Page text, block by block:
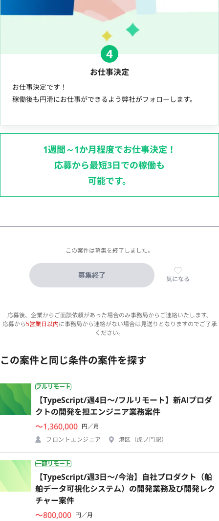
4
お仕事決定
お仕事決定です！
稼働後も円滑にお仕事ができるよう弊社がフォローします。
1週間～1か月程度でお仕事決定！
応募から最短3日での稼働も
可能です。
この案件は募集を終了しました。
募集終了 気になる
応募後、企業からご面談依頼があった場合のみ事務局からご連絡いたします。
応募から5営業日以内に事務局から連絡がない場合は見送りとなりますのでご了承
ください。
この案件と同じ条件の案件を探す
フルリモート
【TypeScript/週4日〜/フルリモート】新AIプロダ
クトの開発を担エンジニア業務案件
〜1,360,000 円／月
フロントエンジニア
港区（虎ノ門駅）
一部リモート
【TypeScript/週3日〜/今治】自社プロダクト（船
舶データ可視化システム）の開発業務及び開発レク
チャー案件
〜800,000 円／月